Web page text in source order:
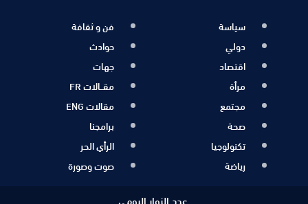
سياسة
دولي
اقتصاد
مرأة
مجتمع
صحة
تكنولوجيا
رياضة
فن و ثقافة
حوادث
جهات
مقــالات FR
مقالات ENG
برامجنا
الرأي الحر
صوت وصورة
عدد الزوار اليومي